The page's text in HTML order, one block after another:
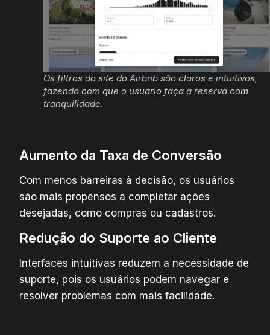
Os filtros do site do Airbnb são claros e intuitivos,
fazendo com que o usuário faça a reserva com
tranquilidade.
Aumento da Taxa de Conversão
Com menos barreiras à decisão, os usuários
são mais propensos a completar ações
desejadas, como compras ou cadastros.
Redução do Suporte ao Cliente
Interfaces intuitivas reduzem a necessidade de
suporte, pois os usuários podem navegar e
resolver problemas com mais facilidade.